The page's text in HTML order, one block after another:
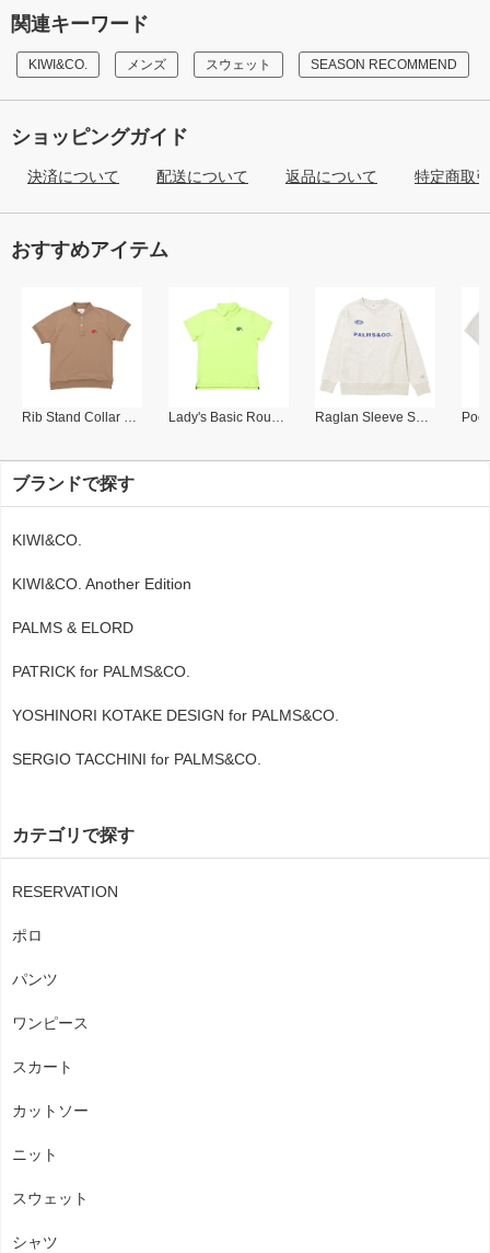
関連キーワード
KIWI&CO. メンズ スウェット SEASON RECOMMEND
ショッピングガイド
決済について 配送について 返品について 特定商取
おすすめアイテム
Rib Stand Collar Polo Lady's Basic Round Collar Polo Raglan Sleeve Sweat Shirt
ブランドで探す
KIWI&CO.
KIWI&CO. Another Edition
PALMS & ELORD
PATRICK for PALMS&CO.
YOSHINORI KOTAKE DESIGN for PALMS&CO.
SERGIO TACCHINI for PALMS&CO.
カテゴリで探す
RESERVATION
ポロ
パンツ
ワンピース
スカート
カットソー
ニット
スウェット
シャツ